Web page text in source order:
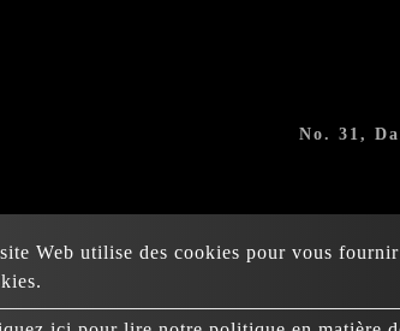
Web utilise des cookies pour vous
No. 31,
Copyright © 2022-2026